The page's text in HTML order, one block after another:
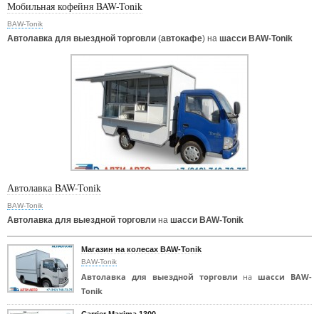
Мобильная кофейня BAW-Tonik
BAW-Tonik
Автолавка для выездной торговли (автокафе) на шасси BAW-Tonik
Автолавка BAW-Tonik
BAW-Tonik
Автолавка для выездной торговли на шасси BAW-Tonik
Магазин на колесах BAW-Tonik
BAW-Tonik
Автолавка для выездной торговли на шасси BAW-
Tonik